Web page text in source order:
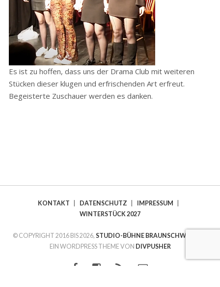
Es ist zu hoffen, dass uns der Drama Club mit weiteren
Stücken dieser klugen und erfrischenden Art erfreut.
Begeisterte Zuschauer werden es danken.
KONTAKT DATENSCHUTZ IMPRESSUM
WINTERSTÜCK 2027
© COPYRIGHT 2016 BIS 2026, STUDIO-BÜHNE BRAUNSCHWEIG E.V.
EIN WORDPRESS THEME VON DIVPUSHER